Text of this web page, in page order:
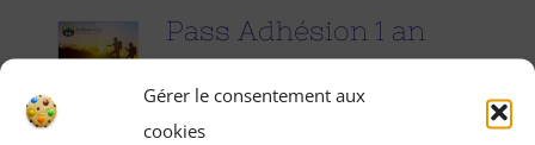
Gérer le consentement aux
cookies
Pass Adhésion 1 an
25.00€ pour 1 an